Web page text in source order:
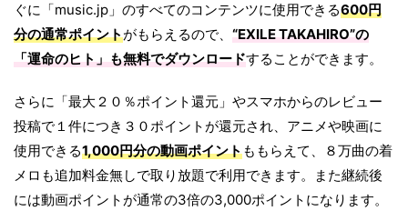
ぐに「music.jp」のすべてのコンテンツに使用できる600円
分の通常ポイントがもらえるので、 “EXILE TAKAHIRO”の
「運命のヒト」も無料でダウンロードすることができます。
さらに「最大２０％ポイント還元」やスマホからのレビュー
投稿で１件につき３０ポイントが還元され、アニメや映画に
使用できる1,000円分の動画ポイントももらえて、８万曲の着
メロも追加料金無しで取り放題で利用できます。また継続後
には動画ポイントが通常の3倍の3,000ポイントになります。